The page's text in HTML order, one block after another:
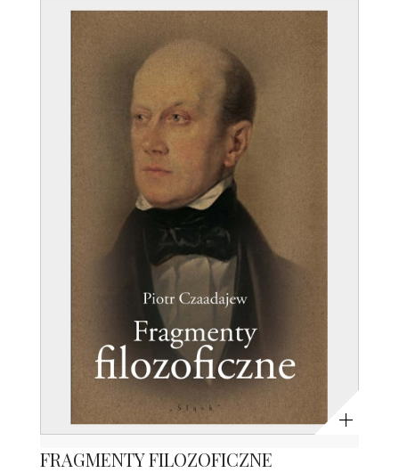
FRAGMENTY FILOZOFICZNE